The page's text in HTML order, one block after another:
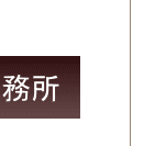
にしてはいません
5日ほど帰ってこ
が続いたので知り